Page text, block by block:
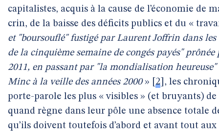
capitalistes, acquis à la cause de l’économie de
crin, de la baisse des déficits publics et du «
et "boursouflé" fustigé par Laurent Joffrin dans les
de la cinquième semaine de congés payés"
2011, en passant par "la mondialisation
Minc à la veille des années 2000» 2 , les
porte-parole les plus « visibles » (et bruyants)
quand règne dans leur pôle une absence totale
qu’ils doivent toutefois d’abord et avant tout